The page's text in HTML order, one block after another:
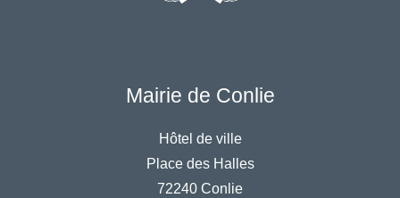
Mairie de Conlie
Hôtel de ville
Place des Halles
72240 Conlie